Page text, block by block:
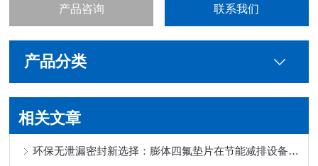
产品咨询 联系我们
产品分类
相关文章
环保无泄漏密封新选择：膨体四氟垫片在节能减排设备中的应用优势